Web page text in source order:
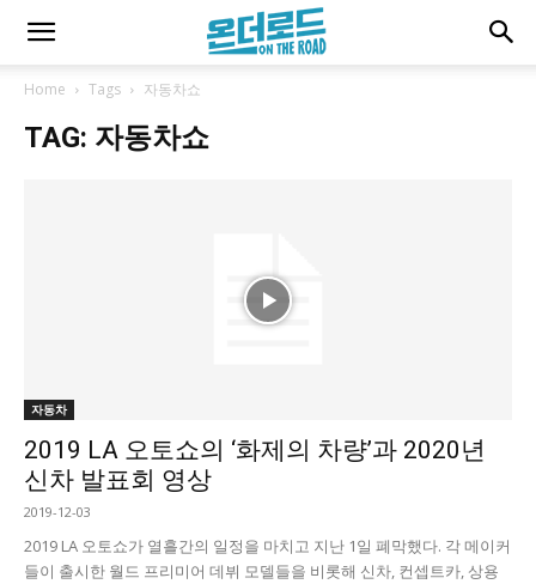
Home Tags 자동차쇼
TAG: 자동차쇼
자동차
2019 LA 오토쇼의 ‘화제의 차량’과 2020년
신차 발표회 영상
2019-12-03
2019 LA 오토쇼가 열흘간의 일정을 마치고 지난 1일 폐막했다. 각 메이커
들이 출시한 월드 프리미어 데뷔 모델들을 비롯해 신차, 컨셉트카, 상용